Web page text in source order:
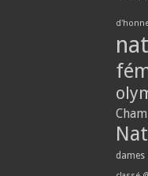
dames